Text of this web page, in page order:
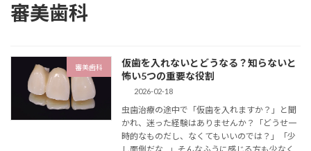
審美歯科
審美歯科
仮歯を入れないとどうなる？知らないと
怖い5つの重要な役割
2026-02-18
虫歯治療の途中で「仮歯を入れますか？」と聞
かれ、迷った経験はありませんか？「どうせ一
時的なものだし、なくてもいいのでは？」「少